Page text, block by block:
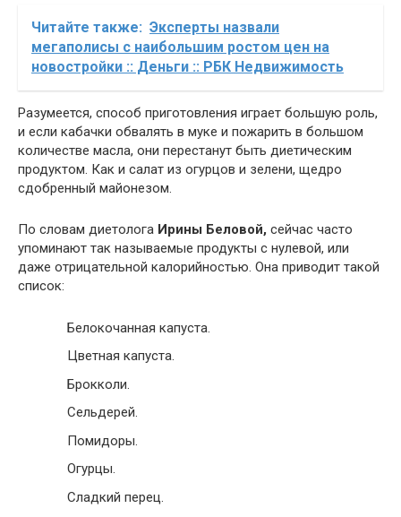
Читайте также: Эксперты назвали
мегаполисы с наибольшим ростом цен на
новостройки :: Деньги :: РБК Недвижимость
Разумеется, способ приготовления играет большую роль,
и если кабачки обвалять в муке и пожарить в большом
количестве масла, они перестанут быть диетическим
продуктом. Как и салат из огурцов и зелени, щедро
сдобренный майонезом.
По словам диетолога Ирины Беловой, сейчас часто
упоминают так называемые продукты с нулевой, или
даже отрицательной калорийностью. Она приводит такой
список:
Белокочанная капуста.
Цветная капуста.
Брокколи.
Сельдерей.
Помидоры.
Огурцы.
Сладкий перец.